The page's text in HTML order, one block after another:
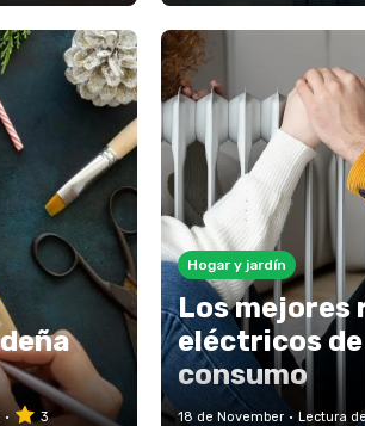
3
Hogar y jardín
Los mejores
eléctricos
consumo
18 de November Lectura